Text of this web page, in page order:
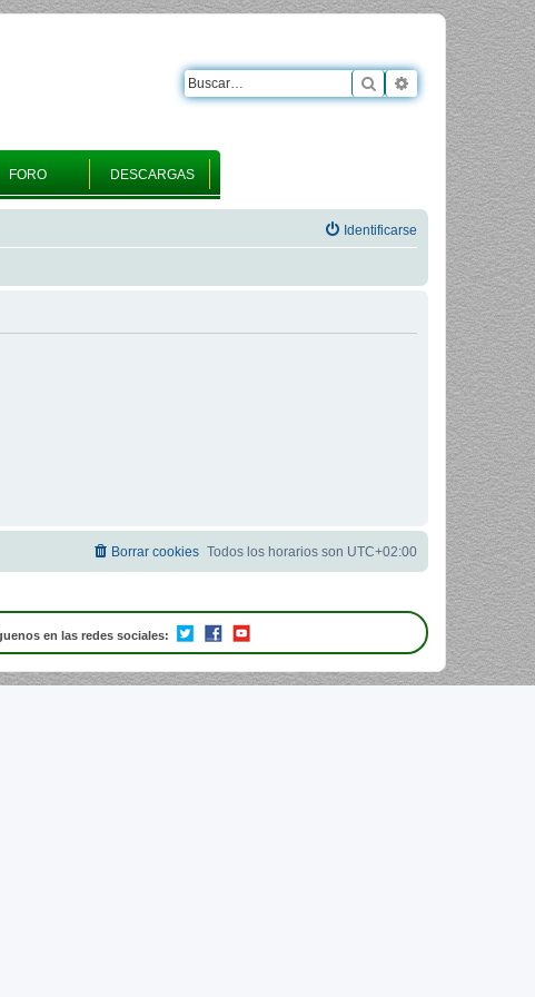
FORO DESCARGAS
Buscar Búsqueda
Identificarse
Todos los horarios son UTC+02:00
Borrar cookies
en las redes sociales: